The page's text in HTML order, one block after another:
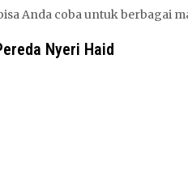
Anda coba untuk berbagai
Nyeri Haid